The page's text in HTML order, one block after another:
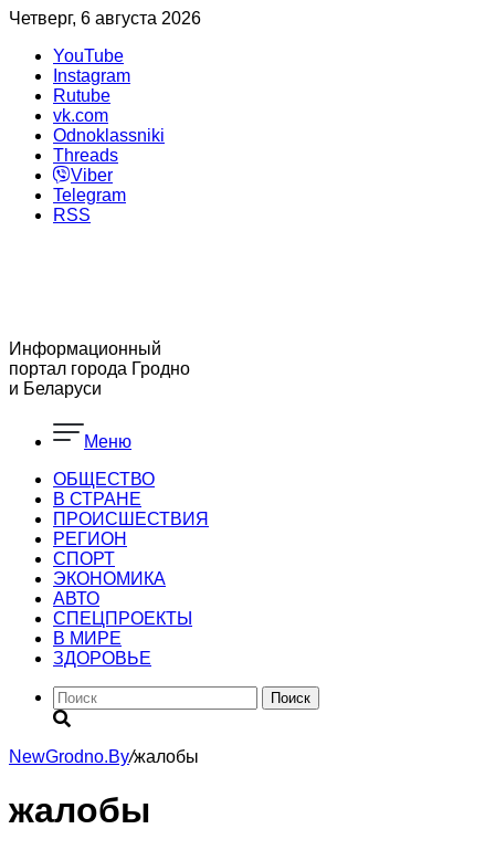
Четверг, 6 августа 2026
YouTube
Instagram
Rutube
vk.com
Odnoklassniki
Threads
Viber
Telegram
RSS
Информационный
портал города Гродно
и Беларуси
Меню
ОБЩЕСТВО
В СТРАНЕ
ПРОИСШЕСТВИЯ
РЕГИОН
CПОРТ
ЭКОНОМИКА
АВТО
СПЕЦПРОЕКТЫ
В МИРЕ
ЗДОРОВЬЕ
Поиск
NewGrodno.By/жалобы
жалобы